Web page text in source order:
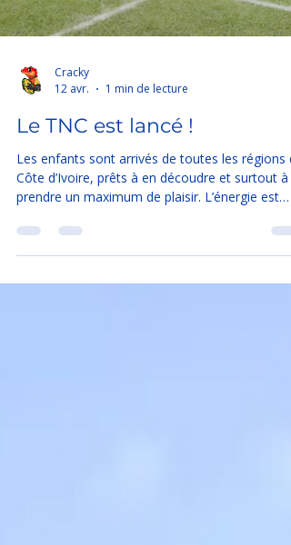
Cracky
12 avr.
1 min de lecture
Le TNC est lancé !
Les enfants sont arrivés de toutes les régions
Côte d’Ivoire, prêts à en découdre et surtout à
prendre un maximum de plaisir. L’énergie est
partout et esprit d’équipe bien présent 💪
L’objectif est clair : aller chercher le bouclier 🏆